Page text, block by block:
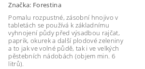
Značka: Forestina
Pomalu rozpustné, zásobní hnojivo v
tabletách se používá k základnímu
vyhnojení půdy před výsadbou rajčat,
paprik, okurek a další plodové zeleniny
a to jak ve volné půdě, tak i ve velkých
pěstebních nádobách (objem min. 6
litrů).